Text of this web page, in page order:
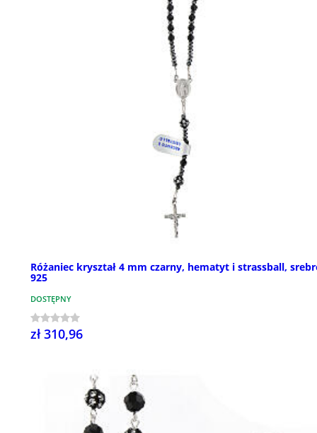
Różaniec kryształ 4 mm czarny, hematyt i strassball,
925
DOSTĘPNY
zł 310,96